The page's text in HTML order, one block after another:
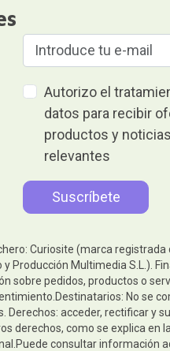
Autorizo el
datos para recibir
productos y noticias
relevantes
Curiosite (marca registrada
Producción Multimedia S.L.).
sobre pedidos, productos o
No se
Derechos: acceder, rectificar y
derechos, como se explica en la
consultar información